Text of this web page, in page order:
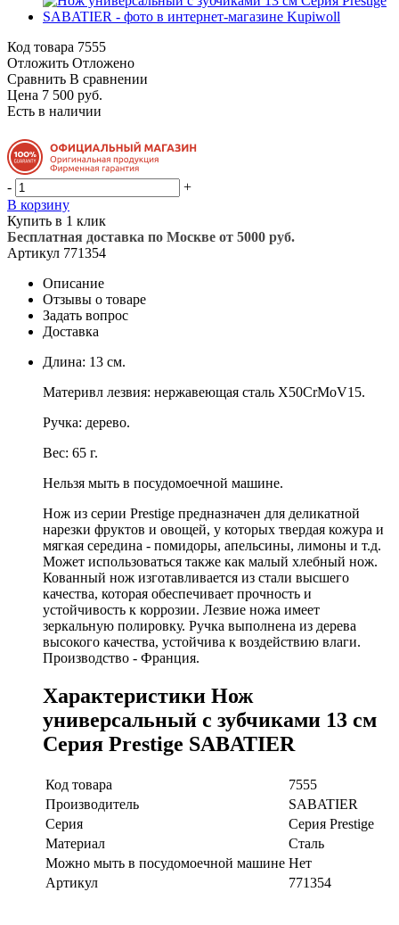
Код товара 7555
Отложить Отложено
Сравнить В сравнении
Цена 7 500 руб.
Есть в наличии
-
+
В корзину
Купить в 1 клик
Бесплатная доставка по Москве от 5000 руб.
Артикул 771354
Описание
Отзывы о товаре
Задать вопрос
Доставка
Длина: 13 см.
Материвл лезвия: нержавеющая сталь X50CrMoV15.
Ручка: дерево.
Вес: 65 г.
Нельзя мыть в посудомоечной машине.
Нож из серии Prestige предназначен для деликатной
нарезки фруктов и овощей, у которых твердая кожура и
мягкая середина - помидоры, апельсины, лимоны и т.д.
Может использоваться также как малый хлебный нож.
Кованный нож изготавливается из стали высшего
качества, которая обеспечивает прочность и
устойчивость к коррозии. Лезвие ножа имеет
зеркальную полировку. Ручка выполнена из дерева
высокого качества, устойчива к воздействию влаги.
Производство - Франция.
Характеристики Нож
универсальный с зубчиками 13 см
Серия Prestige SABATIER
Код товара
7555
Производитель
SABATIER
Серия
Серия Prestige
Материал
Сталь
Можно мыть в посудомоечной машине Нет
Артикул
771354